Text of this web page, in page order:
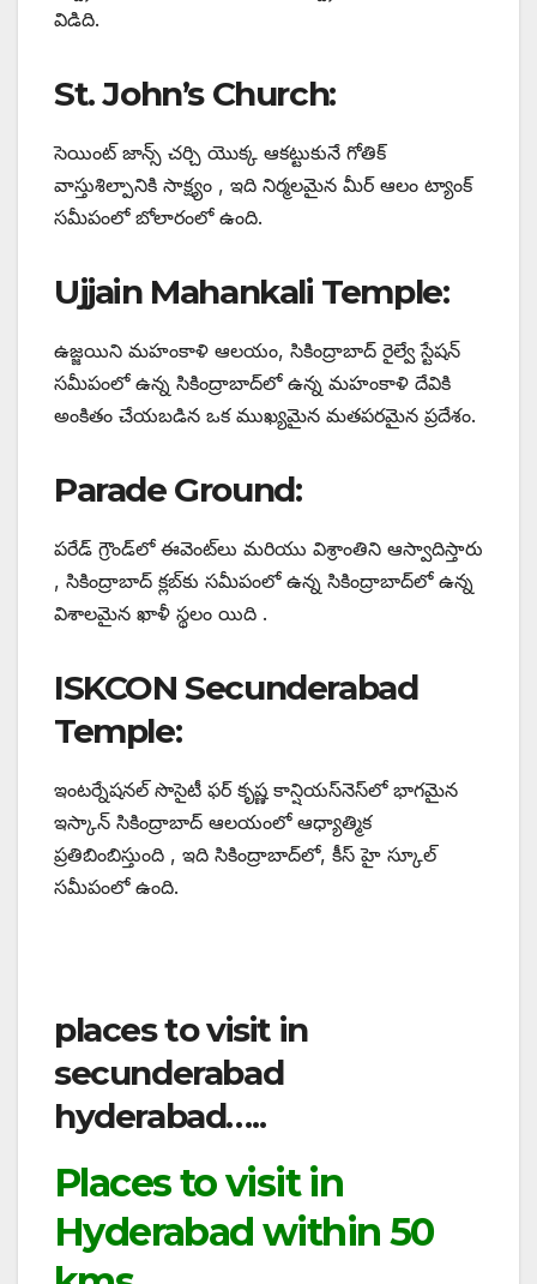
విడిది.
St. John’s Church:
సెయింట్ జాన్స్ చర్చి యొక్క ఆకట్టుకునే గోతిక్
వాస్తుశిల్పానికి సాక్ష్యం , ఇది నిర్మలమైన మీర్ ఆలం ట్యాంక్
సమీపంలో బోలారంలో ఉంది.
Ujjain Mahankali Temple:
ఉజ్జయిని మహంకాళి ఆలయం, సికింద్రాబాద్ రైల్వే స్టేషన్
సమీపంలో ఉన్న సికింద్రాబాద్‌లో ఉన్న మహంకాళి దేవికి
అంకితం చేయబడిన ఒక ముఖ్యమైన మతపరమైన ప్రదేశం.
Parade Ground:
పరేడ్ గ్రౌండ్‌లో ఈవెంట్‌లు మరియు విశ్రాంతిని ఆస్వాదిస్తారు
, సికింద్రాబాద్ క్లబ్‌కు సమీపంలో ఉన్న సికింద్రాబాద్‌లో ఉన్న
విశాలమైన ఖాళీ స్థలం యిది .
ISKCON Secunderabad
Temple:
ఇంటర్నేషనల్ సొసైటీ ఫర్ కృష్ణ కాన్షియస్‌నెస్‌లో భాగమైన
ఇస్కాన్ సికింద్రాబాద్ ఆలయంలో ఆధ్యాత్మిక
ప్రతిబింబిస్తుంది , ఇది సికింద్రాబాద్‌లో, కీస్ హై స్కూల్
సమీపంలో ఉంది.
places to visit in
secunderabad
hyderabad…..
Places to visit in
Hyderabad within 50